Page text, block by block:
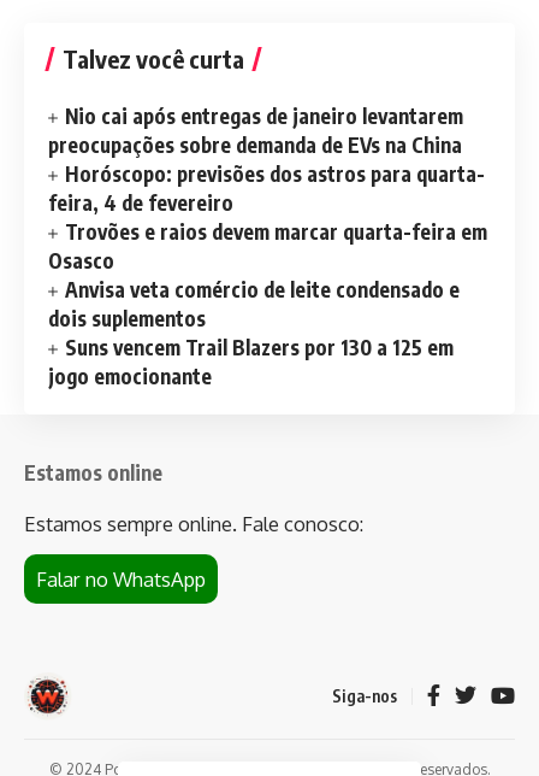
Talvez você curta
Nio cai após entregas de janeiro levantarem
preocupações sobre demanda de EVs na China
Horóscopo: previsões dos astros para quarta-
feira, 4 de fevereiro
Trovões e raios devem marcar quarta-feira em
Osasco
Anvisa veta comércio de leite condensado e
dois suplementos
Suns vencem Trail Blazers por 130 a 125 em
jogo emocionante
Estamos online
Estamos sempre online. Fale conosco:
Falar no WhatsApp
Siga-nos
© 2024 Portal de notícias Web Flush. Todos os direitos reservados.